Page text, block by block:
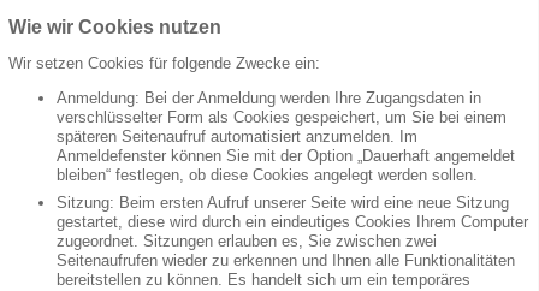
Wie wir Cookies nutzen
Wir setzen Cookies für folgende Zwecke ein:
Anmeldung: Bei der Anmeldung werden Ihre Zugangsdaten in
verschlüsselter Form als Cookies gespeichert, um Sie bei einem
späteren Seitenaufruf automatisiert anzumelden. Im
Anmeldefenster können Sie mit der Option „Dauerhaft angemeldet
bleiben“ festlegen, ob diese Cookies angelegt werden sollen.
Sitzung: Beim ersten Aufruf unserer Seite wird eine neue Sitzung
gestartet, diese wird durch ein eindeutiges Cookies Ihrem Computer
zugeordnet. Sitzungen erlauben es, Sie zwischen zwei
Seitenaufrufen wieder zu erkennen und Ihnen alle Funktionalitäten
bereitstellen zu können. Es handelt sich um ein temporäres